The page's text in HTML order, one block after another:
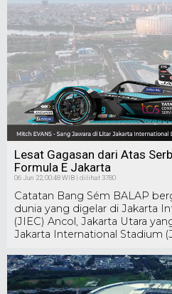
Lesat Gagasan dari Atas
Formula E Jakarta
06 Jun 22, 00:48 WIB | dilihat 3780
Catatan Bang Sém BALAP
dunia yang digelar di Jakarta
(JIEC) Ancol, Jakarta Utara
Jakarta International Stadium